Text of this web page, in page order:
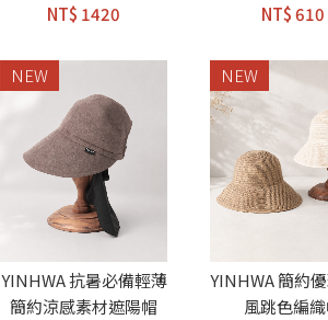
NT$ 1420
NT$ 610
NEW
YINHWA 抗暑必備輕薄
簡約涼感素材遮陽帽
NEW
YINHWA 簡約
風跳色編